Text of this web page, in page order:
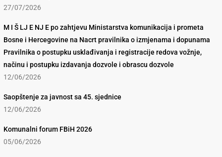
27/07/2026
M I Š LJ E NJ E po zahtjevu Ministarstva komunikacija i prometa
Bosne i Hercegovine na Nacrt pravilnika o izmjenama i dopunama
Pravilnika o postupku usklađivanja i registracije redova vožnje,
načinu i postupku izdavanja dozvole i obrascu dozvole
12/06/2026
Saopštenje za javnost sa 45. sjednice
12/06/2026
Komunalni forum FBiH 2026
05/06/2026